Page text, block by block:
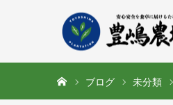
ブログ 未分類